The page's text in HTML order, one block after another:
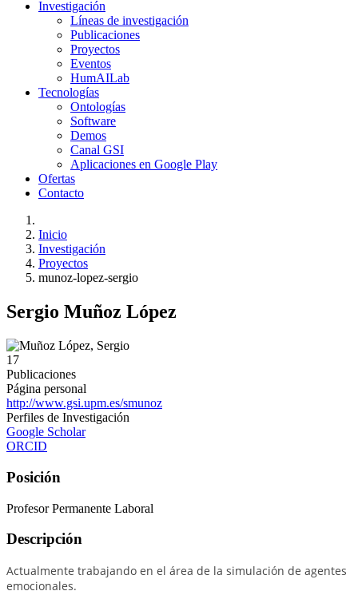
Investigación
Líneas de investigación
Publicaciones
Proyectos
Eventos
HumAILab
Tecnologías
Ontologías
Software
Demos
Canal GSI
Aplicaciones en Google Play
Ofertas
Contacto
Inicio
Investigación
Proyectos
munoz-lopez-sergio
Sergio Muñoz López
17
Publicaciones
Página personal
http://www.gsi.upm.es/smunoz
Perfiles de Investigación
Google Scholar
ORCID
Posición
Profesor Permanente Laboral
Descripción
Actualmente trabajando en el área de la simulación de agentes
emocionales.